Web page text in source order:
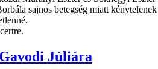
sajnos betegség miatt
Júliára